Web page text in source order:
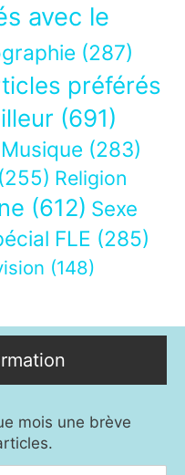
avec le
(287)
préférés
(691)
Musique (283)
(255) Religion
(612) Sexe
FLE (285)
(148)
mois une brève